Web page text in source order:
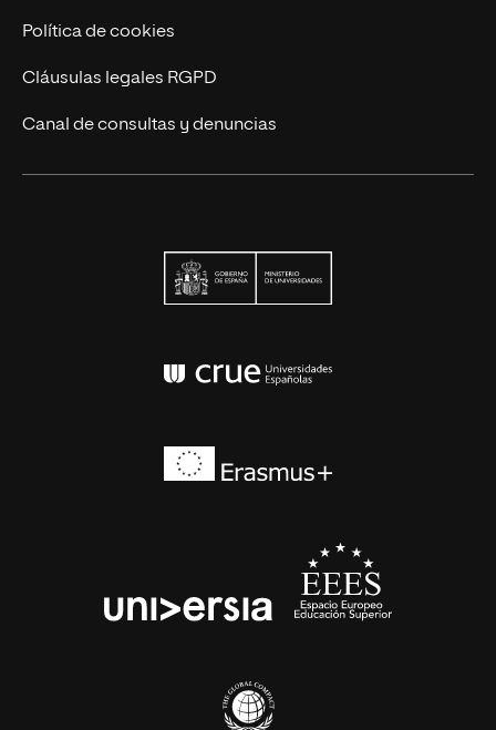
Política de cookies
Cláusulas legales RGPD
Canal de consultas y denuncias